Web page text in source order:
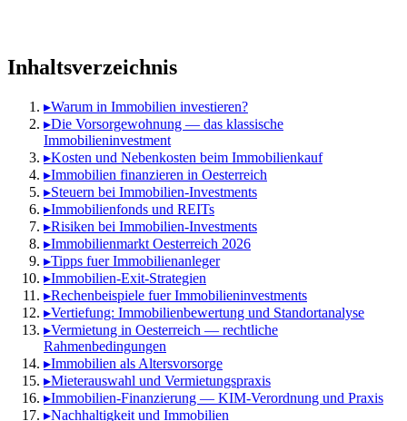
Inhaltsverzeichnis
▸Warum in Immobilien investieren?
▸Die Vorsorgewohnung — das klassische
Immobilieninvestment
▸Kosten und Nebenkosten beim Immobilienkauf
▸Immobilien finanzieren in Oesterreich
▸Steuern bei Immobilien-Investments
▸Immobilienfonds und REITs
▸Risiken bei Immobilien-Investments
▸Immobilienmarkt Oesterreich 2026
▸Tipps fuer Immobilienanleger
▸Immobilien-Exit-Strategien
▸Rechenbeispiele fuer Immobilieninvestments
▸Vertiefung: Immobilienbewertung und Standortanalyse
▸Vermietung in Oesterreich — rechtliche
Rahmenbedingungen
▸Immobilien als Altersvorsorge
▸Mieterauswahl und Vermietungspraxis
▸Immobilien-Finanzierung — KIM-Verordnung und Praxis
▸Nachhaltigkeit und Immobilien